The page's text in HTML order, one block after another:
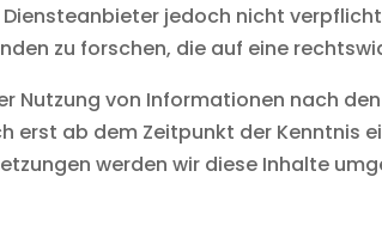
Diensteanbieter jedoch nicht
zu forschen, die auf eine
Nutzung von Informationen nach
erst ab dem Zeitpunkt der Kenntnis
werden wir diese Inhalte